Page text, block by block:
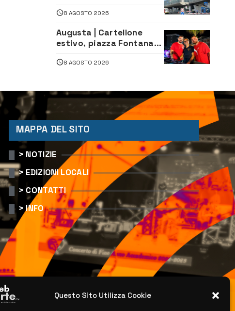
Questo Sito Utilizza Cookie
arrivo e in partenza
8 AGOSTO 2026
Augusta | Cartellone
estivo, piazza Fontana
caraibica con Andrea
8 AGOSTO 2026
MAPPA DEL SITO
> NOTIZIE
> EDIZIONI LOCALI
> CONTATTI
> INFO